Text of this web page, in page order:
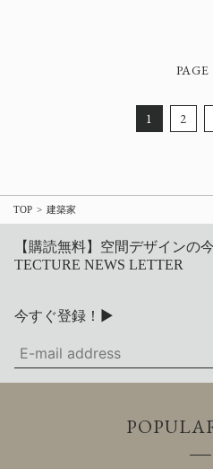
1 2
TOP 建築家
【購読無料】空間デザイン
TECTURE NEWS LETTER
今すぐ登録！▶